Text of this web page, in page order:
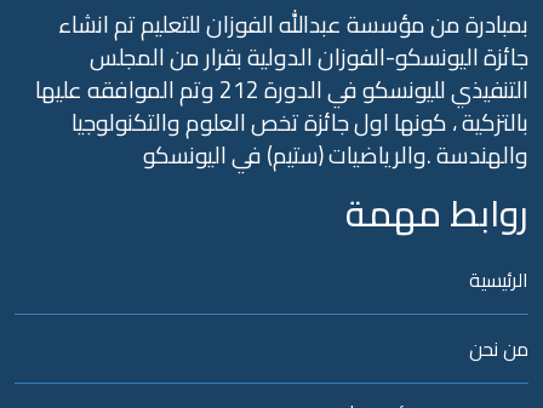
من مؤسسة عبدالله الفوزان للتعليم تم انشاء
اليونسكو-الفوزان الدولية بقرار من المجلس
التنفيذي لليونسكو في الدورة 212 وتم الموافقه عليها
، كونها اول جائزة تخص العلوم والتكنولوجيا
.والرياضيات (ستيم) في اليونسكو
مهمة
نحن